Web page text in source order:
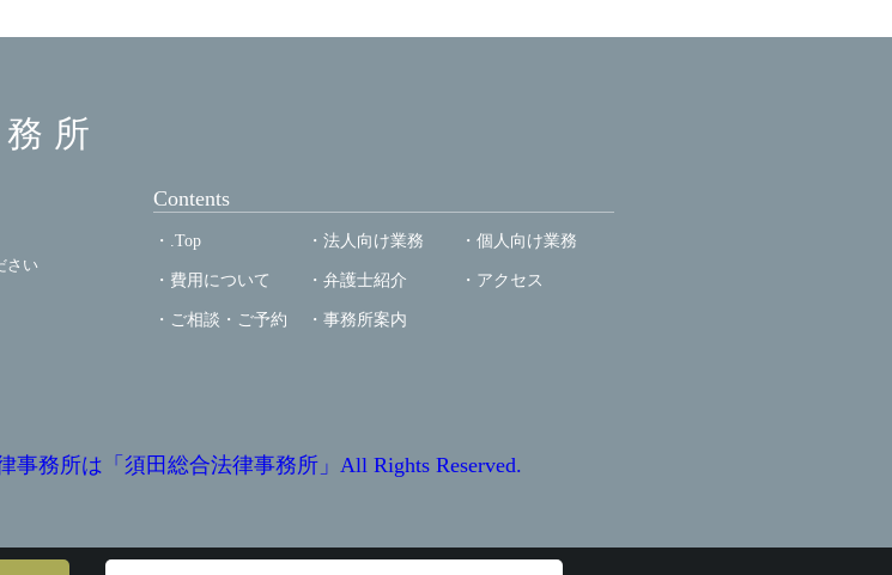
所
さい
Contents
.Top 法人向け業務 個人向け業務
費用について 弁護士紹介 アクセス
ご相談・ご予約 事務所案内
事務所は「須田総合法律事務所」All Rights Reserved.